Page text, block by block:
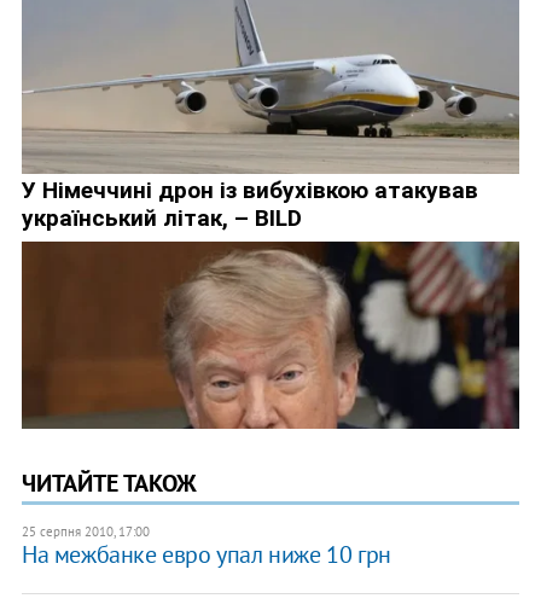
ЧИТАЙТЕ ТАКОЖ
25 серпня 2010, 17:00
На межбанке евро упал ниже 10 грн